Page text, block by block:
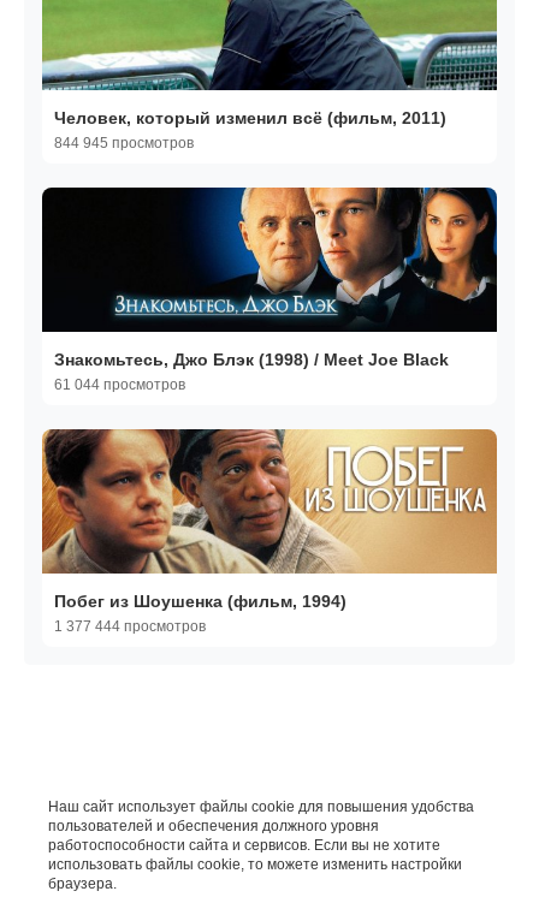
Человек, который изменил всё (фильм, 2011)
844 945 просмотров
Знакомьтесь, Джо Блэк (1998) / Meet Joe Black
61 044 просмотров
Побег из Шоушенка (фильм, 1994)
1 377 444 просмотров
Наш сайт использует файлы cookie для повышения удобства
пользователей и обеспечения должного уровня
работоспособности сайта и сервисов. Если вы не хотите
использовать файлы cookie, то можете изменить настройки
браузера.